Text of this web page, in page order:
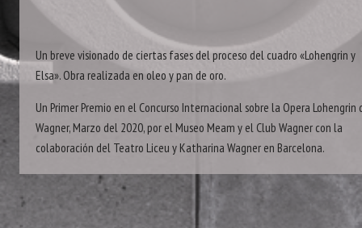
Un breve visionado de ciertas fases del proceso del cuadro «Lohengrin y
Elsa». Obra realizada en oleo y pan de oro.
Un Primer Premio en el Concurso Internacional sobre la Opera Lohengrin
Wagner, Marzo del 2020, por el Museo Meam y el Club Wagner con la
colaboración del Teatro Liceu y Katharina Wagner en Barcelona.